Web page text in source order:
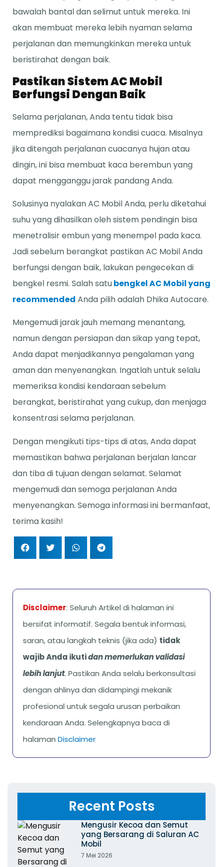
bawalah bantal dan selimut untuk mereka. Ini
akan membuat mereka lebih nyaman selama
perjalanan dan memungkinkan mereka untuk
beristirahat dengan baik.
Pastikan Sistem AC Mobil
Berfungsi Dengan Baik
Selama perjalanan, Anda tentu tidak bisa
memprediksi bagaimana kondisi cuaca. Misalnya
jika ditengah perjalanan cuacanya hujan atau
dingin, ini bisa membuat kaca berembun yang
dapat mengganggu jarak pandang Anda.
Solusinya nyalakan AC Mobil Anda, perlu diketahui
suhu yang dihasilkan oleh sistem pendingin bisa
menetralisir embun yang menempel pada kaca.
Jadi sebelum berangkat pastikan AC Mobil Anda
berfungsi dengan baik, lakukan pengecekan di
bengkel resmi. Salah satubengkel AC Mobil yang
recommended Anda pilih adalah Dhika Autocare.
Mengemudi jarak jauh memang menantang,
namun dengan persiapan dan sikap yang tepat,
Anda dapat menjadikannya pengalaman yang
aman dan menyenangkan. Ingatlah untuk selalu
memeriksa kondisi kendaraan sebelum
berangkat, beristirahat yang cukup, dan menjaga
konsentrasi selama perjalanan.
Dengan mengikuti tips-tips di atas, Anda dapat
memastikan bahwa perjalanan berjalan lancar
dan tiba di tujuan dengan selamat. Selamat
mengemudi dan semoga perjalanan Anda
menyenangkan. Semoga informasi ini bermanfaat,
terima kasih!
Disclaimer: Seluruh Artikel di halaman ini
bersifat informatif. Segala bentuk informasi,
saran, atau langkah teknis (jika ada) tidak
wajib Anda ikutidan memerlukan validasi
lebih lanjut. Pastikan Anda selalu berkonsultasi
dengan ahlinya dan didampingi mekanik
profesional untuk segala urusan perbaikan
kendaraan Anda. Selengkapnya baca di
halaman Disclaimer
Recent Posts
Mengusir Kecoa dan Semut
yang Bersarang di Saluran AC
Mobil
7 Mei 2026